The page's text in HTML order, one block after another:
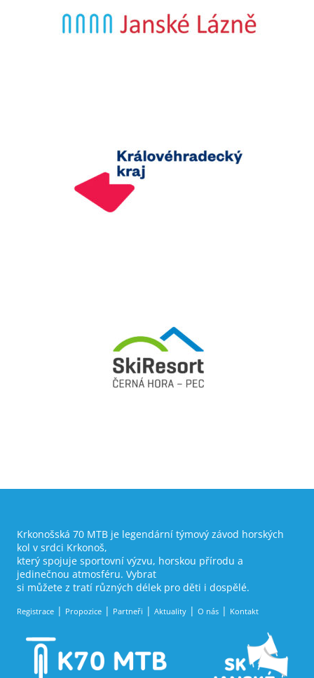
Krkonošská 70 MTB je legendární týmový závod horských
kol v srdci Krkonoš,
který spojuje sportovní výzvu, horskou přírodu a
jedinečnou atmosféru. Vybrat
si můžete z tratí různých délek pro děti i dospělé.
Registrace Propozice Partneři Aktuality O nás Kontakt